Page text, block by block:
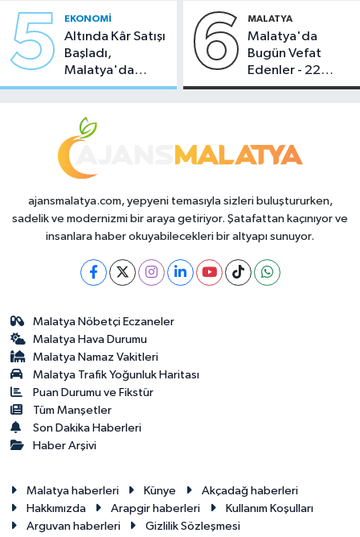
5 EKONOMI
Altında Kâr Satışı
Başladı,
Malatya'da
Makas Ne
6 MALATYA
Malatya'da
Bugün Vefat
Edenler - 22
Temmuz 2026
ajansmalatya.com, yepyeni temasıyla sizleri buluştururken,
sadelik ve modernizmi bir araya getiriyor. Şatafattan kaçınıyor ve
insanlara haber okuyabilecekleri bir altyapı sunuyor.
Malatya Nöbetçi Eczaneler
Malatya Hava Durumu
Malatya Namaz Vakitleri
Malatya Trafik Yoğunluk Haritası
Puan Durumu ve Fikstür
Tüm Manşetler
Son Dakika Haberleri
Haber Arşivi
Malatya haberleri Künye
Akçadağ haberleri
Hakkımızda
Arapgir haberleri
Kullanım Koşulları
Arguvan haberleri
Gizlilik Sözleşmesi